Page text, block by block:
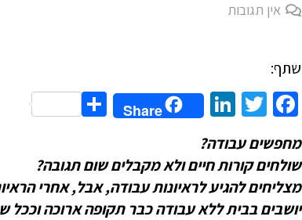
אין תגובות
שתף:
Facebook
Twitter
LinkedIn
Share
Share
מחפשים עבודה?
שולחים קורות חיים ולא מקבלים שום תגובה?
מצליחים להגיע לראיונות עבודה, אבל, אחרי
יושבים בבית ללא עבודה כבר תקופה ארוכה